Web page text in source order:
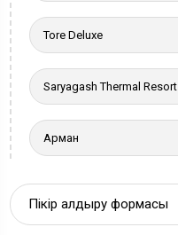
Tore Deluxe
Saryagash Thermal Resort
Арман
Пікір қалдыру формасы